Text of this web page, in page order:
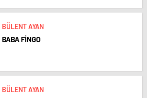
BÜLENT AYAN
BABA FİNGO
BÜLENT AYAN